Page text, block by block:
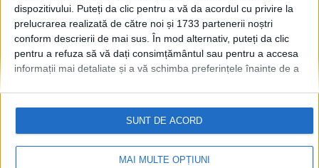
dispozitivului. Puteți da clic pentru a vă da acordul cu privire la
prelucrarea realizată de către noi și 1733 partenerii noștri
conform descrierii de mai sus. În mod alternativ, puteți da clic
pentru a refuza să vă dați consimțământul sau pentru a accesa
informații mai detaliate și a vă schimba preferințele înainte de a
retrageți consimțământul în orice moment, revenind la acest site
MAI MULTE OPȚIUNI
SUNT DE ACORD